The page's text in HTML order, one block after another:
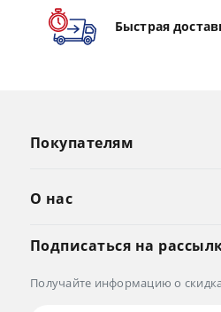
Быстрая
Покупателям
О нас
Подписаться на
Получайте информацию о